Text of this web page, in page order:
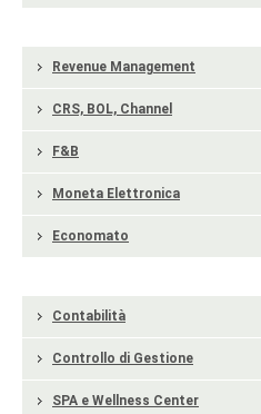
Revenue Management
CRS, BOL, Channel
F&B
Moneta Elettronica
Economato
Contabilità
Controllo di Gestione
SPA e Wellness Center